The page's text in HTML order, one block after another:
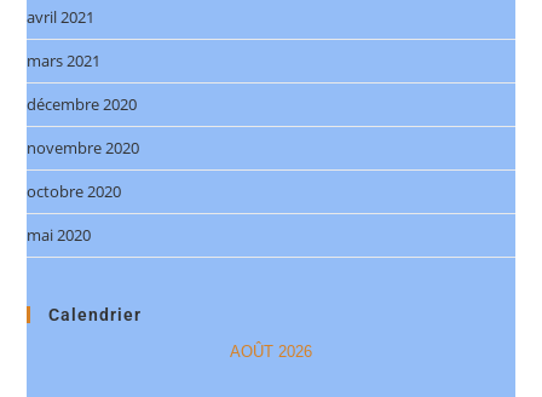
avril 2021
mars 2021
décembre 2020
novembre 2020
octobre 2020
mai 2020
Calendrier
AOÛT 2026